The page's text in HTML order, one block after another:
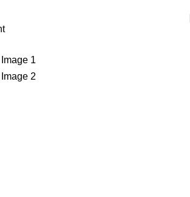
ΜΕΤΑΦΟΡΙΚΑ ΑΝΩ ΤΩΝ 45€